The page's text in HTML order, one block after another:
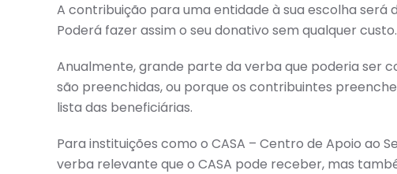
A contribuição para uma entidade à sua escolha
Poderá fazer assim o seu donativo sem qualquer custo.
Anualmente, grande parte da verba que poderia ser
são preenchidas, ou porque os contribuintes
lista das beneficiárias.
Para instituições como o CASA – Centro de Apoio ao
verba relevante que o CASA pode receber, mas